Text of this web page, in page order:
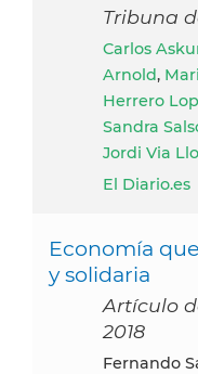
Tribuna
Carlos
Arnold,
Herrero
Sandra
Jordi Via
El Diario.es
Economía
y solidaria
Artículo
2018
Fernando